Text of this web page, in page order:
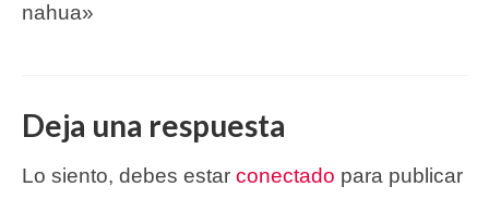
nahua»
Deja una respuesta
Lo siento, debes estar conectado para publicar